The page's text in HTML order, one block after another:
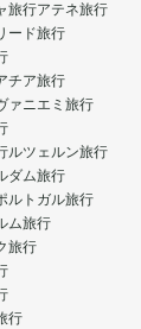
旅行アテネ旅行
ード旅行
チア旅行
ァニエミ旅行
ルツェルン旅行
ダム旅行
ルトガル旅行
ム旅行
旅行
行